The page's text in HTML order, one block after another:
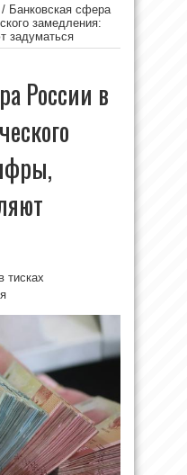
/ Банковская сфера
замедления:
задуматься
России в
тисках